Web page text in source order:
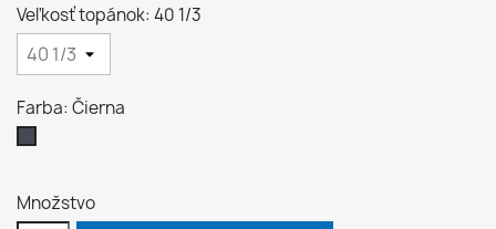
Veľkosť topánok: 40 1/3
Farba: Čierna
Množstvo